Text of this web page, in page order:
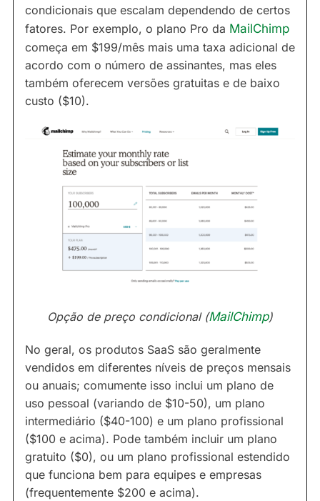
condicionais que escalam dependendo de certos
fatores. Por exemplo, o plano Pro da MailChimp
começa em $199/mês mais uma taxa adicional de
acordo com o número de assinantes, mas eles
também oferecem versões gratuitas e de baixo
custo ($10).
Opção de preço condicional (MailChimp)
No geral, os produtos SaaS são geralmente
vendidos em diferentes níveis de preços mensais
ou anuais; comumente isso inclui um plano de
uso pessoal (variando de $10-50), um plano
intermediário ($40-100) e um plano profissional
($100 e acima). Pode também incluir um plano
gratuito ($0), ou um plano profissional estendido
que funciona bem para equipes e empresas
(frequentemente $200 e acima).